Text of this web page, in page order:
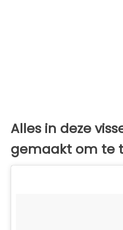
Alles in deze
gemaakt om te